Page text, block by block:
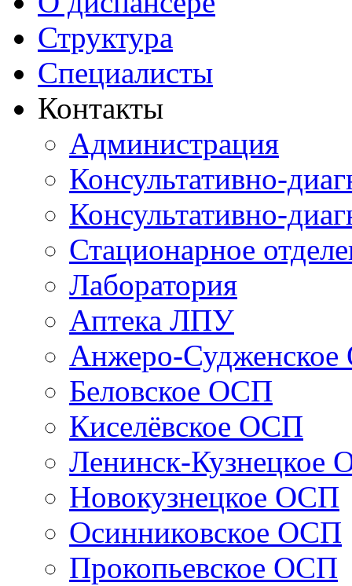
Структура
Специалисты
Контакты
Администрация
Консультативно-
Консультативно-
Стационарное
Лаборатория
Аптека ЛПУ
Анжеро-
Беловское ОСП
Киселёвское ОСП
Ленинск-Кузнецкое
Новокузнецкое ОСП
Осинниковское ОСП
Прокопьевское ОСП